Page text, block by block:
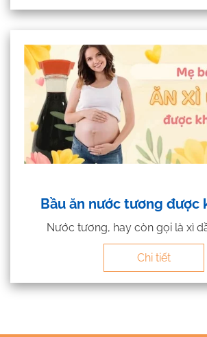
Bầu ăn nước tương được
Nước tương, hay còn gọi là xì
Chi tiết